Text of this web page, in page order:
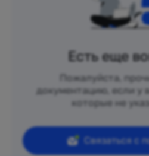
Есть еще
Пожалуйста,
документацию, если у
которые не
Связаться с